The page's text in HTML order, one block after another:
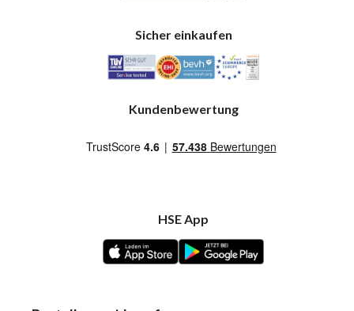
Sicher einkaufen
Kundenbewertung
HSE App